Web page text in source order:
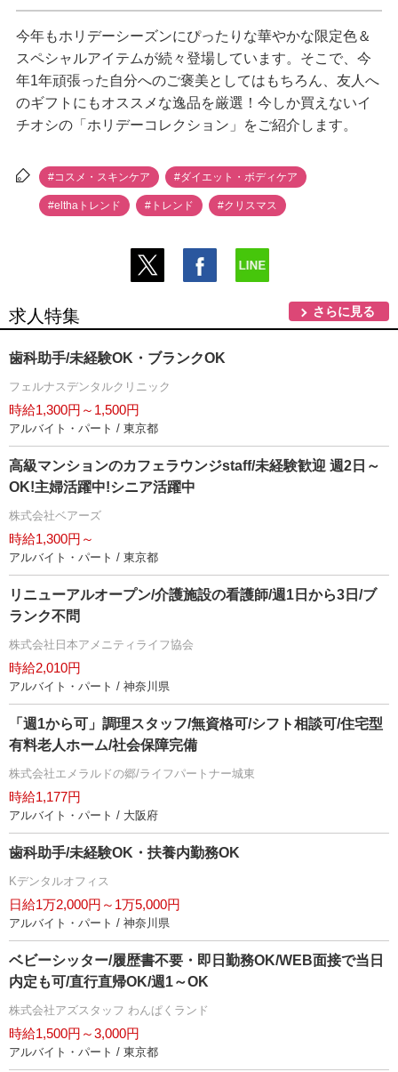
今年もホリデーシーズンにぴったりな華やかな限定色＆
スペシャルアイテムが続々登場しています。そこで、今
年1年頑張った自分へのご褒美としてはもちろん、友人へ
のギフトにもオススメな逸品を厳選！今しか買えないイ
チオシの「ホリデーコレクション」をご紹介します。
#コスメ・スキンケア #ダイエット・ボディケア
#elthaトレンド #トレンド #クリスマス
求人特集 さらに見る
歯科助手/未経験OK・ブランクOK
フェルナスデンタルクリニック
時給1,300円～1,500円
アルバイト・パート / 東京都
高級マンションのカフェラウンジstaff/未経験歓迎 週2日～
OK!主婦活躍中!シニア活躍中
株式会社ベアーズ
時給1,300円～
アルバイト・パート / 東京都
リニューアルオープン/介護施設の看護師/週1日から3日/ブ
ランク不問
株式会社日本アメニティライフ協会
時給2,010円
アルバイト・パート / 神奈川県
「週1から可」調理スタッフ/無資格可/シフト相談可/住宅型
有料老人ホーム/社会保障完備
株式会社エメラルドの郷/ライフパートナー城東
時給1,177円
アルバイト・パート / 大阪府
歯科助手/未経験OK・扶養内勤務OK
Kデンタルオフィス
日給1万2,000円～1万5,000円
アルバイト・パート / 神奈川県
ベビーシッター/履歴書不要・即日勤務OK/WEB面接で当日
内定も可/直行直帰OK/週1～OK
株式会社アズスタッフ わんぱくランド
時給1,500円～3,000円
アルバイト・パート / 東京都